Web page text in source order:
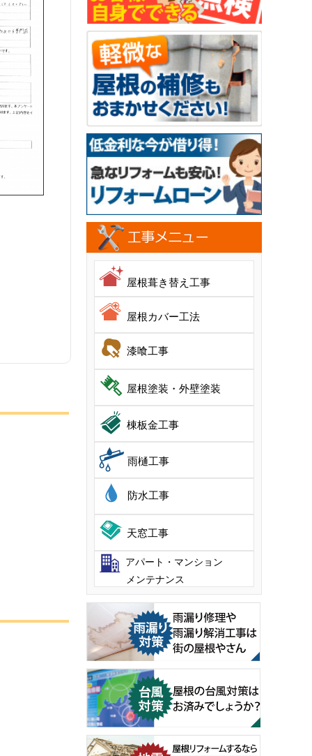
屋根葺き替え工事
屋根カバー工法
漆喰工事
屋根塗装・外壁塗装
棟板金工事
雨樋工事
防水工事
天窓工事
アパート・マンション
メンテナンス